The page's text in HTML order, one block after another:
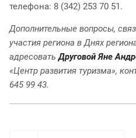
телефона: 8 (342) 253 70 51.
Дополнительные вопросы,
участия региона в Днях
адресоватьДруговой Яне
«Центр развития туризма»,
645 99 43.